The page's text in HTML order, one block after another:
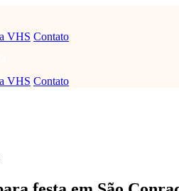
VHS Contato
VHS Contato